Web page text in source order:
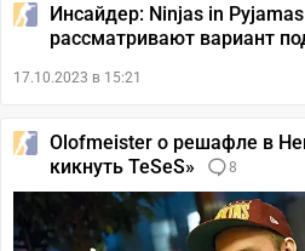
Инсайдер: Ninjas in
рассматривают вариант
17.10.2023 в 15:21
Olofmeister о решафле в
кикнуть TeSeS»
8